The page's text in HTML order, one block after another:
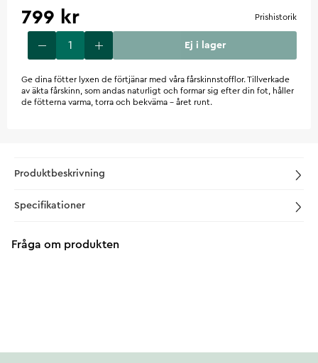
799 kr Prishistorik
Ej i lager
Ge dina fötter lyxen de förtjänar med våra fårskinnstofflor. Tillverkade
av äkta fårskinn, som andas naturligt och formar sig efter din fot, håller
de fötterna varma, torra och bekväma – året runt.
Produktbeskrivning
Specifikationer
Fråga om produkten